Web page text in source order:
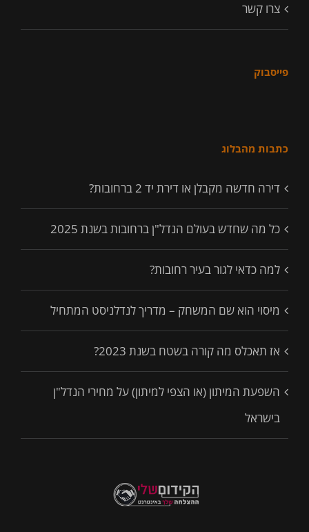
צרו קשר
פייסבוק
כתבות מהבלוג
דירה חדשה מקבלן או דירת יד 2 ברחובות?
כל מה שחדש בעולם הנדל"ן ברחובות בשנת 2025
למה כדאי לגור בעיר רחובות?
מיסוי הוא שם המשחק – מדריך לנדלניסט המתחיל
אז תאכלס מה קורה בשטח בשנת 2023?
השפעת המיתון (או הצפי למיתון) על מחירי הנדל"ן
בישראל